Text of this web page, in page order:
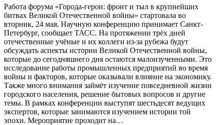
Работа форума «Города-герои: фронт и тыл в крупнейших
битвах Великой Отечественной войны» стартовала во
вторник, 24 мая. Научную конференцию принимает Санкт-
Петербург, сообщает ТАСС. На протяжении трёх дней
отечественные учёные и их коллеги из-за рубежа будут
обсуждать аспекты истории Великой Отечественной войны,
которые до сегодняшнего дня остаются малоизученными. Это
исследование работы промышленных предприятий во время
войны и факторов, которые оказывали влияние на экономику.
Также много внимания займёт изучение повседневной жизни
городского населения, решение бытовых вопросов и другие
темы. В рамках конференции выступят шестьдесят ведущих
экспертов, которые занимаются изучением истории той
эпохи. Мероприятие проходит на…